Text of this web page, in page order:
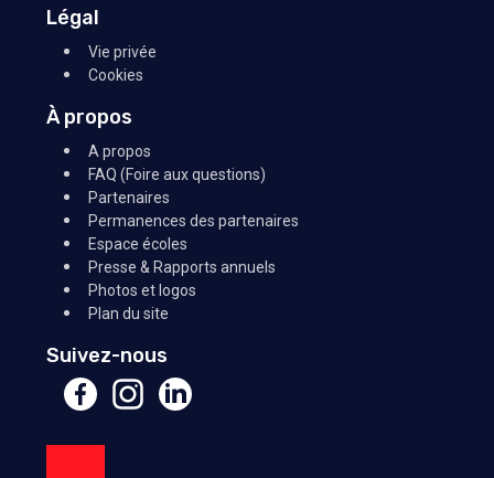
Légal
Vie privée
Cookies
À propos
A propos
FAQ (Foire aux questions)
Partenaires
Permanences des partenaires
Espace écoles
Presse & Rapports annuels
Photos et logos
Plan du site
Suivez-nous